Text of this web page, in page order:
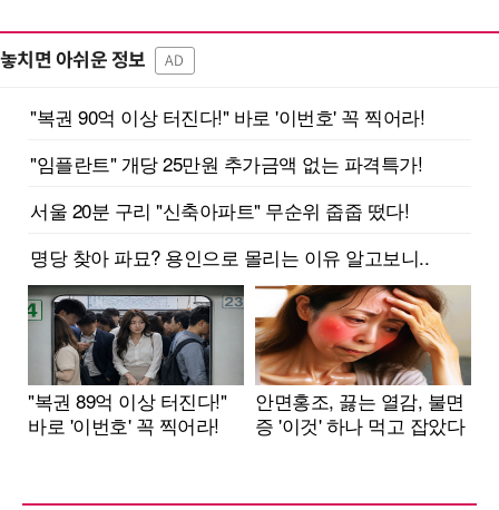
놓치면 아쉬운 정보 AD